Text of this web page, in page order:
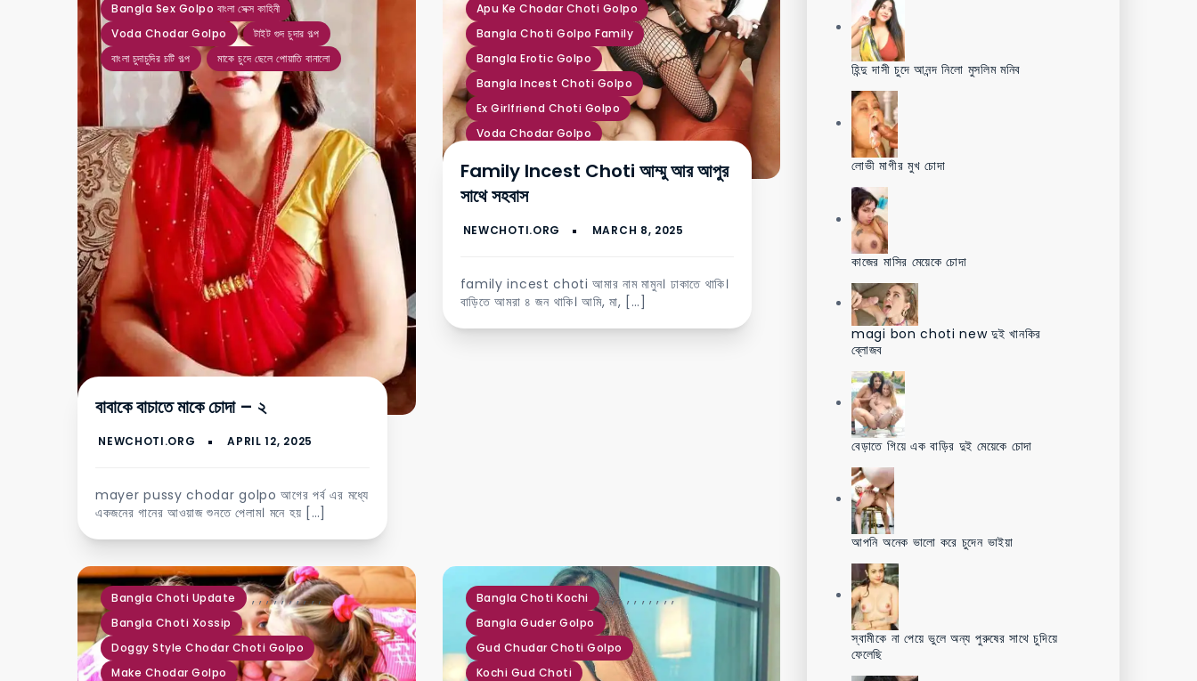
Bangla Sex Golpo বাংলা সেক্স কাহিনী
Voda Chodar Golpo টাইট গুদ চুদার গল্প
বাংলা চুদাচুদির চটি গল্প মাকে চুদে ছেলে পোয়াতি বানালো
বাবাকে বাচাতে মাকে চোদা – ২
mayer pussy chodar golpo আগের পর্ব এর মধ্যে
একজনের গানের আওয়াজ শুনতে পেলাম। মনে হয় […]
Apu Ke Chodar Choti Golpo
Bangla Choti Golpo Family
Bangla Erotic Golpo
Bangla Incest Choti Golpo
Ex Girlfriend Choti Golpo
Voda Chodar Golpo
Family Incest Choti আম্মু আর আপুর
সাথে সহবাস
family incest choti আমার নাম মামুন। ঢাকাতে থাকি।
বাড়িতে আমরা ৪ জন থাকি। আমি, মা, […]
Bangla Choti Update ,
Bangla Choti Xossip
,
Doggy Style Chodar Choti Golpo
,
Make Chodar Golpo
,,,,,,, Bangla Choti Kochi ,
Bangla Guder Golpo
,
Gud Chudar Choti Golpo
,
Kochi Gud Choti
,, , ,,,,
হিন্দু দাসী চুদে আনন্দ নিলো মুসলিম মনিব
লোভী মাগীর মুখ চোদা
কাজের মাসির মেয়েকে চোদা
magi bon choti new দুই খানকির
ব্লোজব
বেড়াতে গিয়ে এক বাড়ির দুই মেয়েকে চোদা
আপনি অনেক ভালো করে চুদেন ভাইয়া
স্বামীকে না পেয়ে ভুলে অন্য পুরুষের সাথে চুদিয়ে
ফেলেছি